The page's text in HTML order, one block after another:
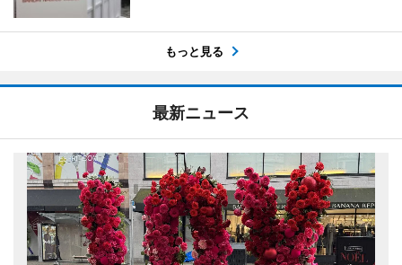
もっと見る
最新ニュース